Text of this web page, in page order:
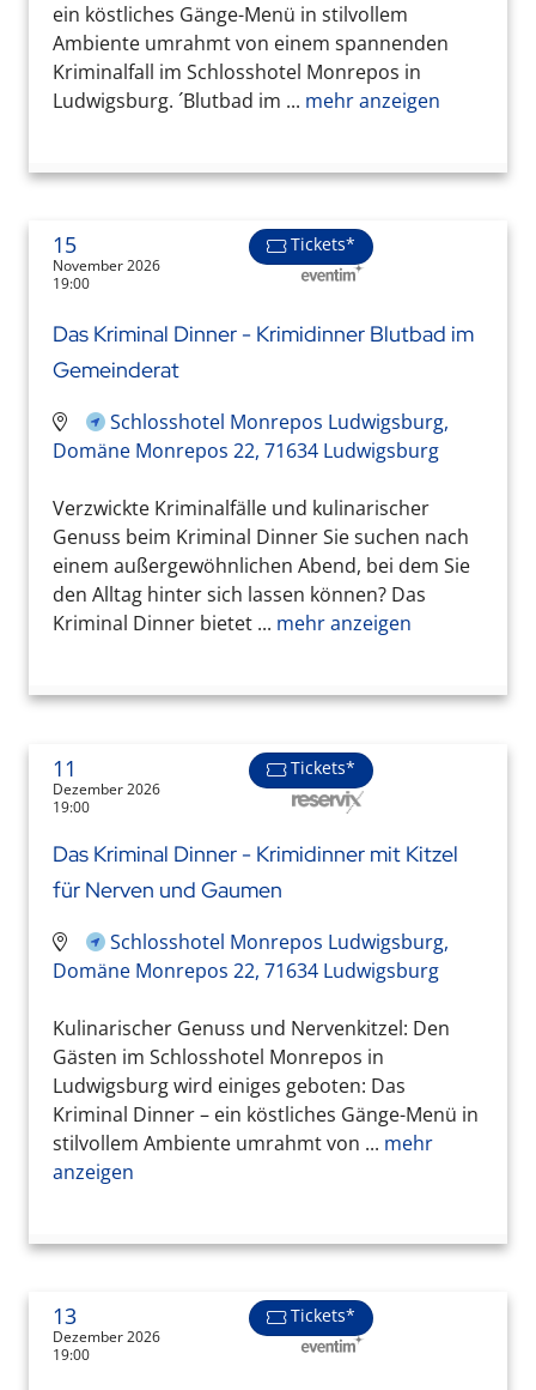
ein köstliches Gänge-Menü in stilvollem
Ambiente umrahmt von einem spannenden
Kriminalfall im Schlosshotel Monrepos in
Ludwigsburg. ´Blutbad im ... mehr anzeigen
15
November 2026
19:00
Tickets*
Das Kriminal Dinner - Krimidinner Blutbad im
Gemeinderat
Schlosshotel Monrepos Ludwigsburg,
Domäne Monrepos 22, 71634 Ludwigsburg
Verzwickte Kriminalfälle und kulinarischer
Genuss beim Kriminal Dinner Sie suchen nach
einem außergewöhnlichen Abend, bei dem Sie
den Alltag hinter sich lassen können? Das
Kriminal Dinner bietet ... mehr anzeigen
11
Dezember 2026
19:00
Tickets*
Das Kriminal Dinner - Krimidinner mit Kitzel
für Nerven und Gaumen
Schlosshotel Monrepos Ludwigsburg,
Domäne Monrepos 22, 71634 Ludwigsburg
Kulinarischer Genuss und Nervenkitzel: Den
Gästen im Schlosshotel Monrepos in
Ludwigsburg wird einiges geboten: Das
Kriminal Dinner – ein köstliches Gänge-Menü in
stilvollem Ambiente umrahmt von ... mehr
anzeigen
13
Dezember 2026
19:00
Tickets*